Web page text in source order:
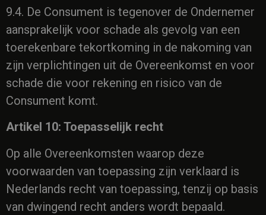
9.4. De Consument is tegenover de Ondernemer
aansprakelijk voor schade als gevolg van een
toerekenbare tekortkoming in de nakoming van
zijn verplichtingen uit de Overeenkomst en voor
schade die voor rekening en risico van de
Consument komt.
Artikel 10: Toepasselijk recht
Op alle Overeenkomsten waarop deze
voorwaarden van toepassing zijn verklaard is
Nederlands recht van toepassing, tenzij op basis
van dwingend recht anders wordt bepaald.